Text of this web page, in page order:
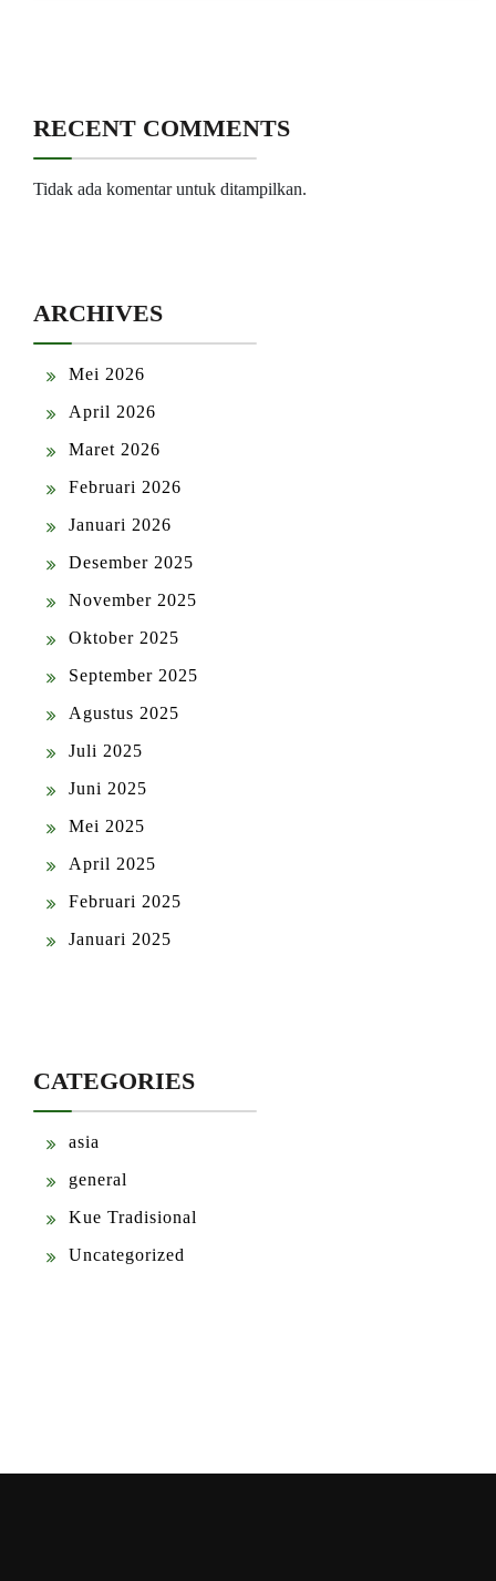
RECENT COMMENTS
Tidak ada komentar untuk ditampilkan.
ARCHIVES
Mei 2026
April 2026
Maret 2026
Februari 2026
Januari 2026
Desember 2025
November 2025
Oktober 2025
September 2025
Agustus 2025
Juli 2025
Juni 2025
Mei 2025
April 2025
Februari 2025
Januari 2025
CATEGORIES
asia
general
Kue Tradisional
Uncategorized